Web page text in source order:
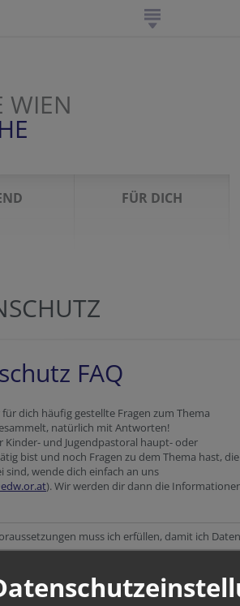
WIEN
FÜR DICH
FAQ
dich häufig gestellte Fragen zum Thema
natürlich mit Antworten!
Kinder- und Jugendpastoral haupt- oder
bist und noch Fragen zu dem Thema hast, die
sind, wende dich einfach an uns
). Wir werden dir dann die
muss ich erfüllen, damit ich
nach allen gängigen Personen- und
Geburtsdatum, Name der Eltern...)